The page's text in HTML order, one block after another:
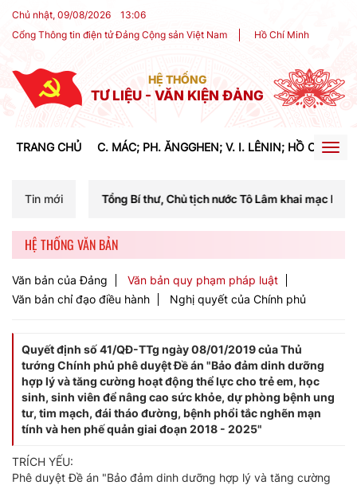
Chủ nhật, 09/08/2026 13:06
Cổng Thông tin điện tử Đảng Cộng sản Việt Nam
Hồ Chí Minh
HỆ THỐNG
TƯ LIỆU - VĂN KIỆN ĐẢNG
TRANG CHỦ C. MÁC; PH. ĂNGGHEN; V. I. LÊNIN; HỒ CHÍ
Tin mới
Bí thư, Chủ tịch nước Tô Lâm khai mạc Hội nghị Trung ương
HỆ THỐNG VĂN BẢN
Văn bản của Đảng
Văn bản quy phạm pháp luật
Văn bản chỉ đạo điều hành
Nghị quyết của Chính phủ
Quyết định số 41/QĐ-TTg ngày 08/01/2019 của Thủ
tướng Chính phủ phê duyệt Đề án "Bảo đảm dinh dưỡng
hợp lý và tăng cường hoạt động thể lực cho trẻ em, học
sinh, sinh viên để nâng cao sức khỏe, dự phòng bệnh ung
tư, tim mạch, đái tháo đường, bệnh phổi tắc nghẽn mạn
tính và hen phế quản giai đoạn 2018 - 2025"
TRÍCH YẾU:
Phê duyệt Đề án "Bảo đảm dinh dưỡng hợp lý và tăng cường